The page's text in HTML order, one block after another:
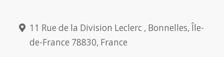
11 Rue de la Division Leclerc , Bonnelles, Île-
de-France 78830, France